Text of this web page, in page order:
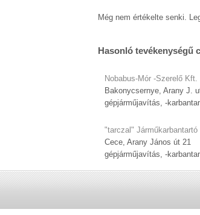
Még nem értékelte senki.
Hasonló tevékenységű
Nobabus-Mór -Szerelő Kft.
Bakonycsernye, Arany J.
gépjárműjavítás, -
"tarczal"
Cece, Arany János út 21
gépjárműjavítás, -